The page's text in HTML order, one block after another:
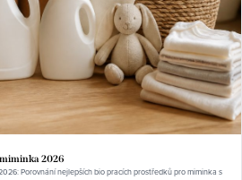
2026
Porovnání nejlepších bio pracích prostředků pro miminka s